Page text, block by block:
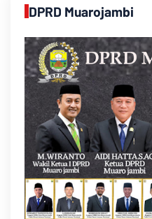
DPRD Muarojambi